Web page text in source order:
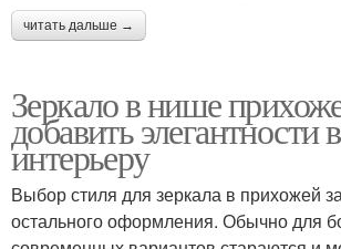
читать дальше →
Зеркало в нише
добавить элегантности
интерьеру
Выбор стиля для зеркала в прихожей
остального оформления. Обычно для